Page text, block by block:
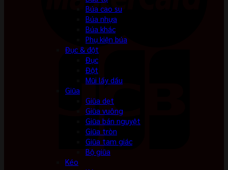
Búa cao su
Búa nhựa
Búa khác
Phụ kiện búa
Đục & đột
Đục
Đột
Mũi lấy dấu
Giũa
Giũa dẹt
Giũa vuông
Giũa bán nguyệt
Giũa tròn
Giũa tam giác
Bộ giũa
Kéo